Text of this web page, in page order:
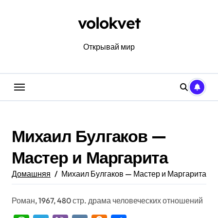
volokvet
Открывай мир
Михаил Булгаков —
Мастер и Маргарита
Домашняя Михаил Булгаков — Мастер и Маргарита
Роман, 1967, 480 стр. драма человеческих отношений